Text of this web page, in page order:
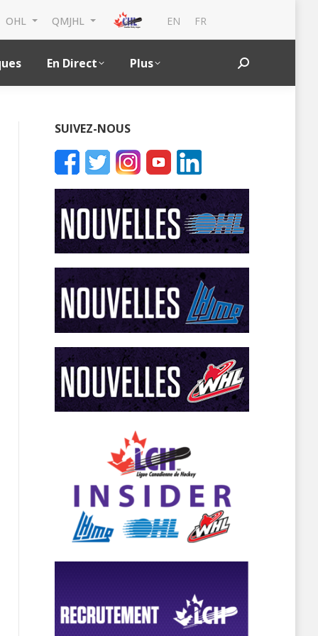
OHL QMJHL EN FR
En Direct Plus Search:
SUIVEZ-NOUS